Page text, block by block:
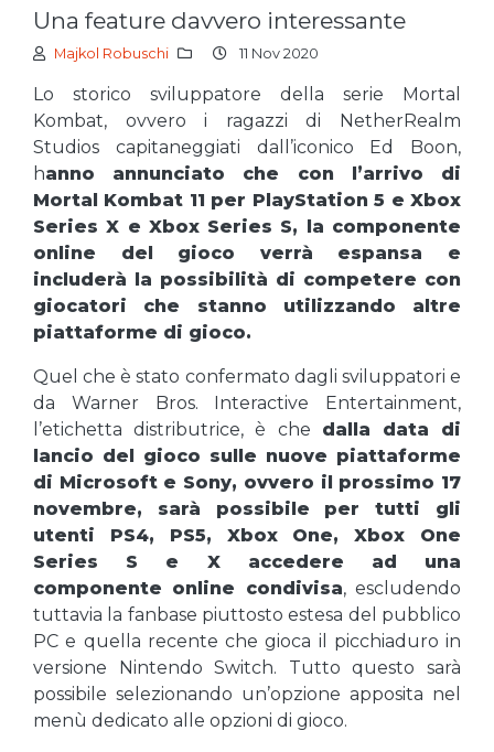
una feature davvero interessante
Majkol Robuschi 11 Nov 2020
Lo storico sviluppatore della serie Mortal
Kombat, ovvero i ragazzi di NetherRealm
Studios capitaneggiati dall’iconico Ed Boon,
hanno annunciato che con l’arrivo di
Mortal Kombat 11 per PlayStation 5 e Xbox
Series X e Xbox Series S, la componente
online del gioco verrà espansa e
includerà la possibilità di competere con
giocatori che stanno utilizzando altre
piattaforme di gioco.
Quel che è stato confermato dagli sviluppatori e
da Warner Bros. Interactive Entertainment,
l’etichetta distributrice, è che dalla data di
lancio del gioco sulle nuove piattaforme
di Microsoft e Sony, ovvero il prossimo 17
novembre, sarà possibile per tutti gli
utenti PS4, PS5, Xbox One, Xbox One
Series S e X accedere ad una
componente online condivisa, escludendo
tuttavia la fanbase piuttosto estesa del pubblico
PC e quella recente che gioca il picchiaduro in
versione Nintendo Switch. Tutto questo sarà
possibile selezionando un’opzione apposita nel
menù dedicato alle opzioni di gioco.